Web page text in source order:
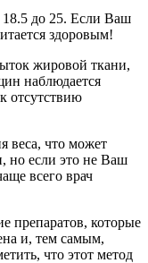
18.5 до 25. Если Ваш
здоровым!
жировой ткани,
наблюдается
отсутствию
веса, что может
но если это не Ваш
всего врач
препаратов, которые
и, тем самым,
что этот метод